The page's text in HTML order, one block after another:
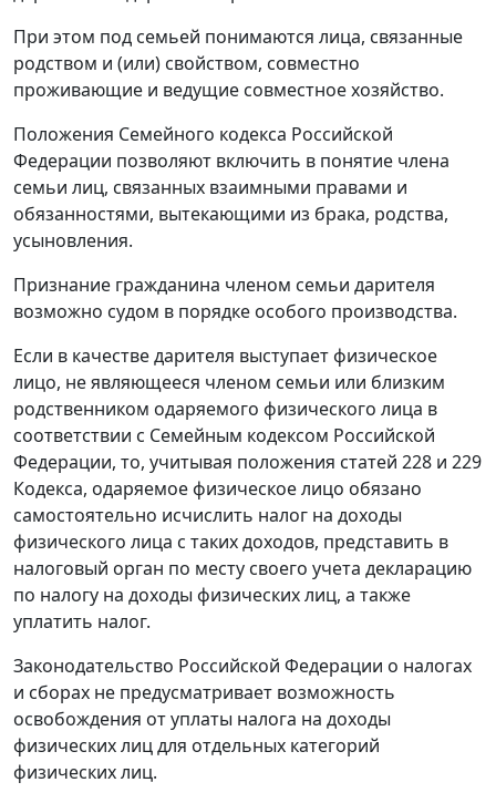
При этом под семьей понимаются лица, связанные
родством и (или) свойством, совместно
проживающие и ведущие совместное хозяйство.
Положения Семейного кодекса Российской
Федерации позволяют включить в понятие члена
семьи лиц, связанных взаимными правами и
обязанностями, вытекающими из брака, родства,
усыновления.
Признание гражданина членом семьи дарителя
возможно судом в порядке особого производства.
Если в качестве дарителя выступает физическое
лицо, не являющееся членом семьи или близким
родственником одаряемого физического лица в
соответствии с Семейным кодексом Российской
Федерации, то, учитывая положения статей 228 и 229
Кодекса, одаряемое физическое лицо обязано
самостоятельно исчислить налог на доходы
физического лица с таких доходов, представить в
налоговый орган по месту своего учета декларацию
по налогу на доходы физических лиц, а также
уплатить налог.
Законодательство Российской Федерации о налогах
и сборах не предусматривает возможность
освобождения от уплаты налога на доходы
физических лиц для отдельных категорий
физических лиц.